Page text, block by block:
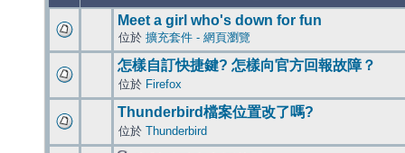
Meet a girl who's down for fun
位於 擴充套件 - 網頁瀏覽
怎樣自訂快捷鍵? 怎樣向官方回報故障？
位於 Firefox
Thunderbird檔案位置改了嗎?
位於 Thunderbird